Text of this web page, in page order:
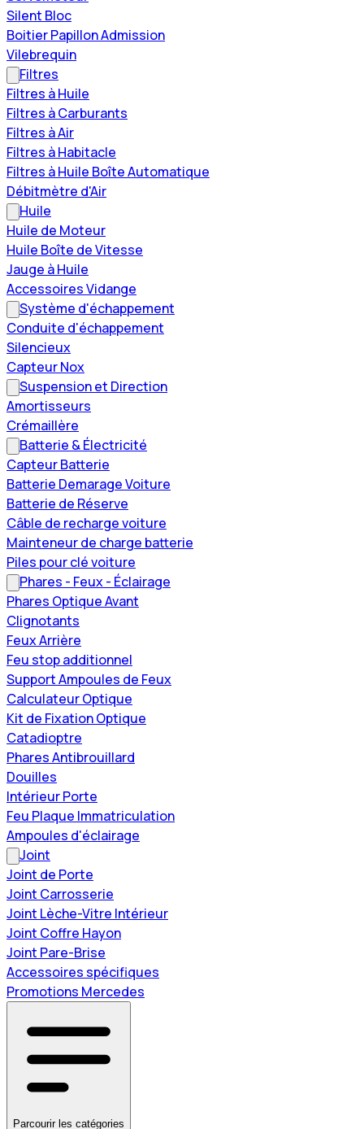
Silent Bloc
Boitier Papillon Admission
Vilebrequin
Filtres
Filtres à Huile
Filtres à Carburants
Filtres à Air
Filtres à Habitacle
Filtres à Huile Boîte Automatique
Débitmètre d'Air
Huile
Huile de Moteur
Huile Boîte de Vitesse
Jauge à Huile
Accessoires Vidange
Système d'échappement
Conduite d'échappement
Silencieux
Capteur Nox
Suspension et Direction
Amortisseurs
Crémaillère
Batterie & Électricité
Capteur Batterie
Batterie Demarage Voiture
Batterie de Réserve
Câble de recharge voiture
Mainteneur de charge batterie
Piles pour clé voiture
Phares - Feux - Éclairage
Phares Optique Avant
Clignotants
Feux Arrière
Feu stop additionnel
Support Ampoules de Feux
Calculateur Optique
Kit de Fixation Optique
Catadioptre
Phares Antibrouillard
Douilles
Intérieur Porte
Feu Plaque Immatriculation
Ampoules d'éclairage
Joint
Joint de Porte
Joint Carrosserie
Joint Lèche-Vitre Intérieur
Joint Coffre Hayon
Joint Pare-Brise
Accessoires spécifiques
Promotions Mercedes
Parcourir les catégories